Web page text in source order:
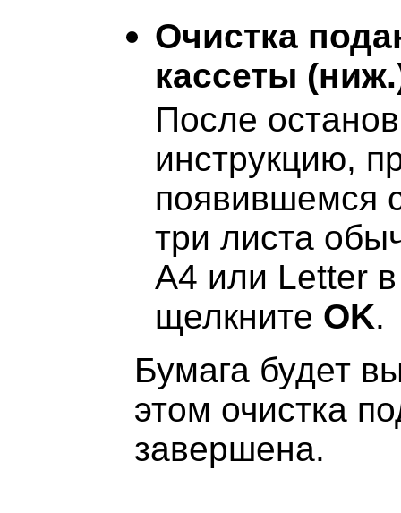
Очистка
кассеты
После
инструкцию,
появившемся
три листа
A4 или Letter
щелкните OK.
Бумага будет
этом очистка
завершена.